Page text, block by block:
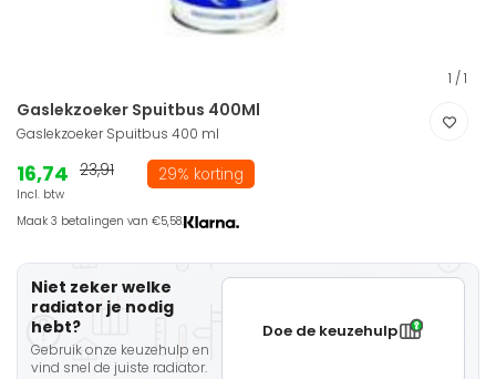
1 / 1
Gaslekzoeker Spuitbus 400Ml
Gaslekzoeker Spuitbus 400 ml
16,74
Incl. btw
23,91 29% korting
Maak 3 betalingen van €5,58.
Niet zeker welke
radiator je nodig
hebt?
Gebruik onze keuzehulp en
vind snel de juiste radiator.
Doe de keuzehulp